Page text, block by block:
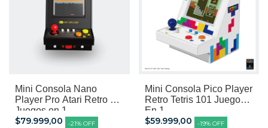
Mini Consola Nano
Player Pro Atari Retro 75
Juegos en 1
$79.999,00 -21% OFF
Mini Consola Pico Player
Retro Tetris 101 Juegos
En 1
$59.999,00 -19% OFF